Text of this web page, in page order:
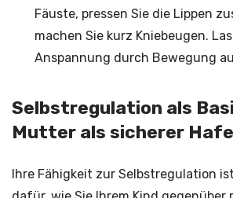
Fäuste, pressen Sie die Lippen
machen Sie kurz Kniebeugen.
Anspannung durch Bewegung
Selbstregulation als
Mutter als sicherer
Ihre Fähigkeit zur Selbstregulation